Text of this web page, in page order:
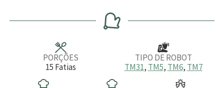
a
u
n
u
t
a
u
PORÇÕES
15 Fatias
TIPO DE ROBOT
TM31, TM5, TM6, TM7